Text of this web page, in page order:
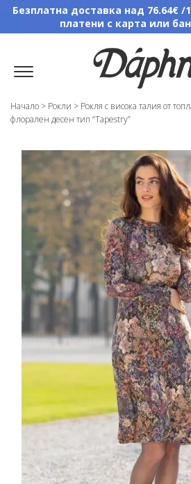
Безплатна доставка над 76.64€ /
платени с карта или
Начало > Рокли > Рокля с висока талия от
флорален десен тип “Tapestry”